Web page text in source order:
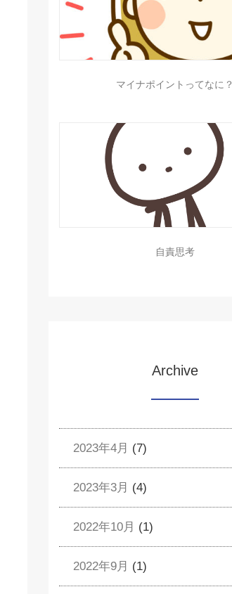
マイナポイントってなに？
自責思考
Archive
2023年4月 (7)
2023年3月 (4)
2022年10月 (1)
2022年9月 (1)